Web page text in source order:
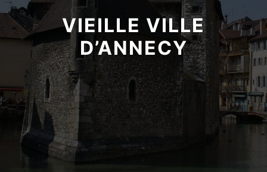
VIEILLE VILLE
D’ANNECY